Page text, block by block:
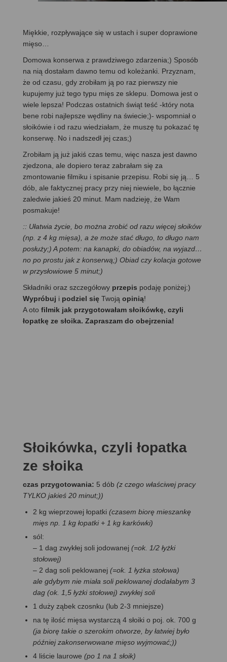
Miękkie, rozpływające się w ustach i super doprawione
mięso…
Domowa konserwa z prawdziwego zdarzenia;) Sposób
na nią dostałam dawno temu od koleżanki. Przyznam,
że od czasu, gdy zrobiłam ją po raz pierwszy nie
kupujemy już tego typu mięs ze sklepu. Domowa jest o
wiele lepsza! Podczas ostatnich świąt teść -który nota
bene robi najlepsze wędliny na świecie;)- wspomniał o
słoikówie i od razu wiedziałam, że muszę tu pokazać tę
konserwę. No i nadszedł jej czas;)
Zrobiłam ją już jakiś czas temu, więc nasza jest dawno
zjedzona, ale dopiero teraz zabrałam się za
zmontowanie filmiku i spisanie przepisu. Robi się ją… 5
dób, ale faktycznej pracy przy niej niewiele, bo łącznie
zaledwie jakieś 20 minut. Mam nadzieję, że Wam
posmakuje!
:: Ułatwia życie, bo można zrobić od razu więcej słoików
(np. z 4 kg mięsa), a że może stać długo, to długo nam
posłuży;) A potem: na kanapki, do obiadów, na wyjazd…
no po prostu jak z konserwą;) Obiad czy kolacja gotowe
w przysłowiowe 5 minut;)
Składniki oraz szczegółowy przepis podaję poniżej:)
Wypróbuj i podziel się Twoją opinią!
A oto filmik jak przygotowałam słoikówkę, czyli
łopatkę ze słoika. Zapraszam do obejrzenia!
Słoikówka, czyli łopatka
ze słoika
czas przygotowania: 5 dób (z czego właściwej pracy
TYLKO jakieś 20 minut;))
2 kg wieprzowej łopatki (czasem biorę mieszankę
mięs np. 1 kg łopatki + 1 kg karkówki)
sól:
– 1 dag zwykłej soli jodowanej (=ok. 1/2 łyżki
stołowej)
– 2 dag soli peklowanej (=ok. 1 łyżka stołowa)
ale gdybym nie miała soli peklowanej dodałabym 3
dag (ok. 1,5 łyżki stołowej) zwykłej soli
1 duży ząbek czosnku (lub 2-3 mniejsze)
na tę ilość mięsa wystarczą 4 słoiki o poj. ok. 700 g
(ja biorę takie o szerokim otworze, by łatwiej było
później zakonserwowane mięso wyjmować;))
4 liście laurowe (po 1 na 1 słoik)